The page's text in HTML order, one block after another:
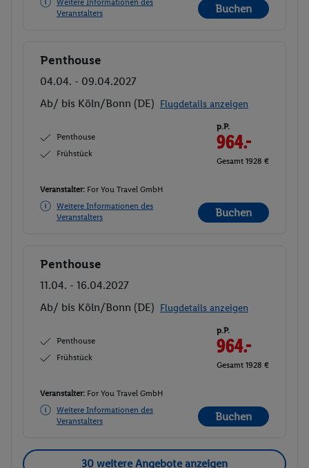
Veranstalters
Buchen
Buchen
Penthouse
04.04. - 09.04.2027
Ab/ bis Köln/Bonn (DE) Flugdetails anzeigen
Penthouse
Frühstück
p.P.
964.-
Gesamt 1928 €
Veranstalter: For You Travel GmbH
Weitere Informationen des
Veranstalters
Buchen
Buchen
Penthouse
11.04. - 16.04.2027
Ab/ bis Köln/Bonn (DE) Flugdetails anzeigen
Penthouse
Frühstück
p.P.
964.-
Gesamt 1928 €
Veranstalter: For You Travel GmbH
Weitere Informationen des
Veranstalters
Buchen
30 weitere Angebote anzeigen